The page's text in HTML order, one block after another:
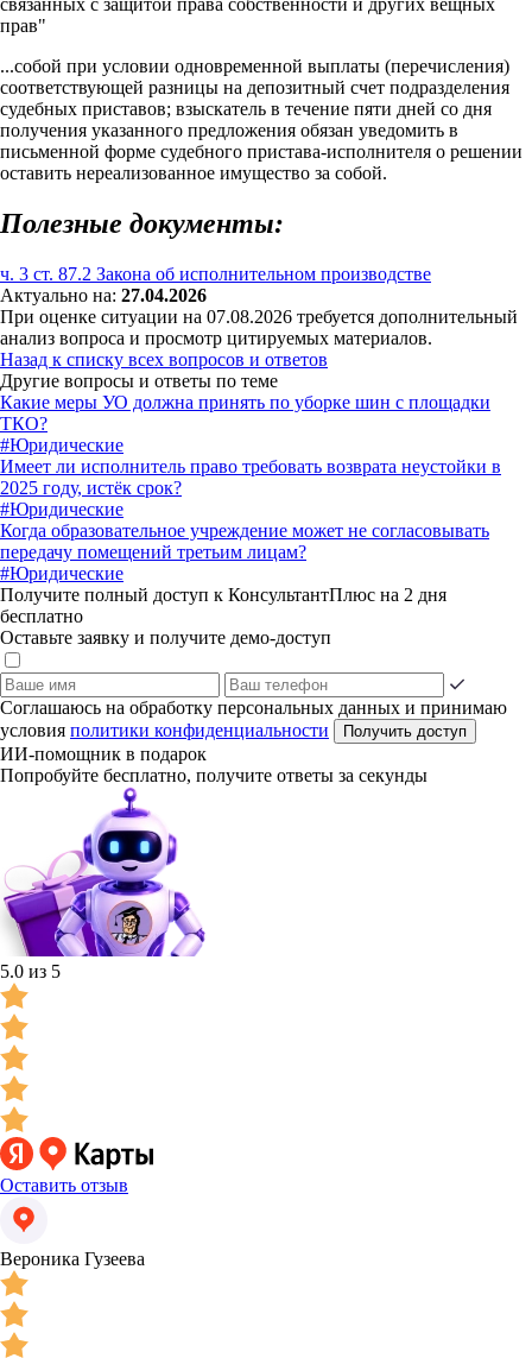
прав"
...собой при условии одновременной выплаты (перечисления)
соответствующей разницы на депозитный счет подразделения
судебных приставов; взыскатель в течение пяти дней со дня
получения указанного предложения обязан уведомить в
письменной форме судебного пристава-исполнителя о решении
оставить нереализованное имущество за собой.
Полезные документы:
ч. 3 ст. 87.2 Закона об исполнительном производстве
Актуально на: 27.04.2026
При оценке ситуации на 07.08.2026 требуется дополнительный
анализ вопроса и просмотр цитируемых материалов.
Назад к списку всех вопросов и ответов
Другие вопросы и ответы по теме
Какие меры УО должна принять по уборке шин с площадки
ТКО?
#Юридические
Имеет ли исполнитель право требовать возврата неустойки в
2025 году, истёк срок?
#Юридические
Когда образовательное учреждение может не согласовывать
передачу помещений третьим лицам?
#Юридические
Получите полный доступ к КонсультантПлюс на 2 дня
бесплатно
Оставьте заявку и получите демо-доступ
Соглашаюсь на обработку персональных данных и принимаю
условия политики конфиденциальности Получить доступ
ИИ-помощник в подарок
Попробуйте бесплатно, получите ответы за секунды
5.0 из 5
Оставить отзыв
Вероника Гузеева